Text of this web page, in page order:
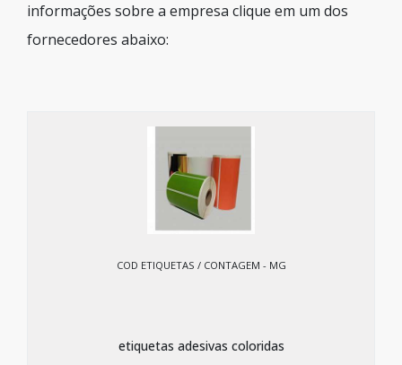
informações sobre a empresa clique em um dos
fornecedores abaixo:
COD ETIQUETAS / CONTAGEM - MG
etiquetas adesivas coloridas